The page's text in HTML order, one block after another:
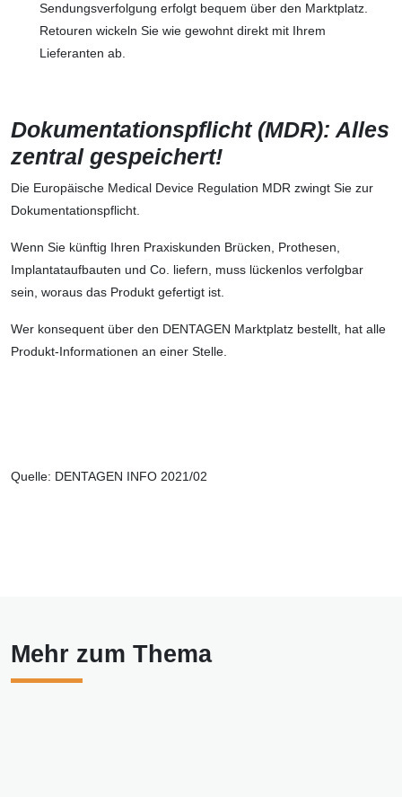
Sendungsverfolgung erfolgt bequem über den Marktplatz.
Retouren wickeln Sie wie gewohnt direkt mit Ihrem
Lieferanten ab.
Dokumentationspflicht (MDR): Alles
zentral gespeichert!
Die Europäische Medical Device Regulation MDR zwingt Sie zur
Dokumentationspflicht.
Wenn Sie künftig Ihren Praxiskunden Brücken, Prothesen,
Implantataufbauten und Co. liefern, muss lückenlos verfolgbar
sein, woraus das Produkt gefertigt ist.
Wer konsequent über den DENTAGEN Marktplatz bestellt, hat alle
Produkt-Informationen an einer Stelle.
Quelle: DENTAGEN INFO 2021/02
Mehr zum Thema